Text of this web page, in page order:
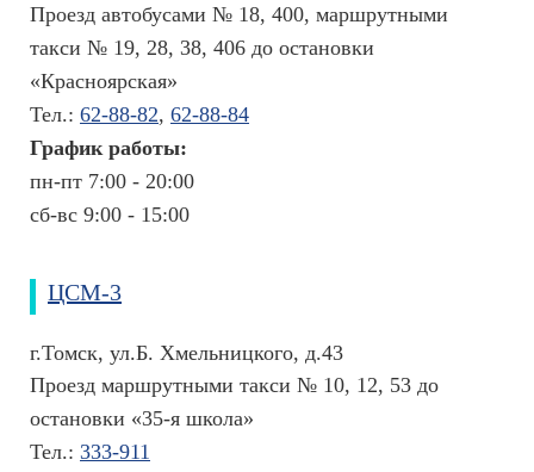
Проезд автобусами № 18, 400, маршрутными
такси № 19, 28, 38, 406 до остановки
«Красноярская»
Тел.: 62-88-82, 62-88-84
График работы:
пн-пт 7:00 - 20:00
сб-вс 9:00 - 15:00
ЦСМ-3
г.Томск, ул.Б. Хмельницкого, д.43
Проезд маршрутными такси № 10, 12, 53 до
остановки «35-я школа»
Тел.: 333-911